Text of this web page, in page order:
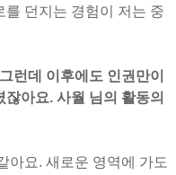
던지는 경험이 저는 중
런데 이후에도 인권만이
아요. 사월 님의 활동의
아요. 새로운 영역에 가도